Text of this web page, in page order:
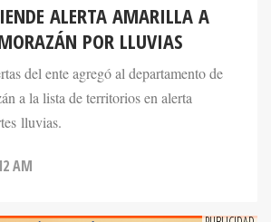
ALERTA AMARILLA A
POR LLUVIAS
del ente agregó al departamento de
a la lista de territorios en alerta
lluvias.
AM